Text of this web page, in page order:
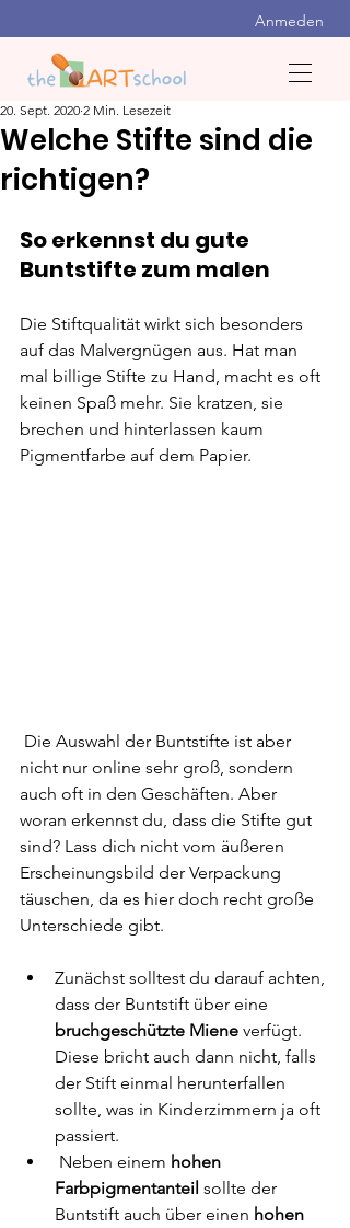
Anmeden
Welche Stifte sind die
richtigen?
20. Sept. 2020 2 Min. Lesezeit
So erkennst du gute
Buntstifte zum malen
Die Stiftqualität wirkt sich besonders
auf das Malvergnügen aus. Hat man
mal billige Stifte zu Hand, macht es oft
keinen Spaß mehr. Sie kratzen, sie
brechen und hinterlassen kaum
Pigmentfarbe auf dem Papier.
nicht nur online sehr groß, sondern
auch oft in den Geschäften. Aber
woran erkennst du, dass die Stifte gut
sind? Lass dich nicht vom äußeren
Erscheinungsbild der Verpackung
täuschen, da es hier doch recht große
Unterschiede gibt.
Zunächst solltest du darauf achten,
dass der Buntstift über eine
bruchgeschützte Miene verfügt.
Diese bricht auch dann nicht, falls
der Stift einmal herunterfallen
sollte, was in Kinderzimmern ja oft
passiert.
Neben einem hohen
Farbpigmentanteil sollte der
Buntstift auch über einen hohen